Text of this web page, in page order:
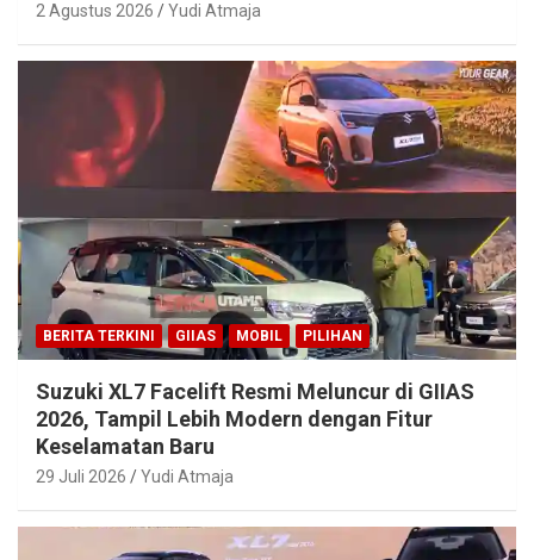
2 Agustus 2026 Yudi Atmaja
BERITA TERKINI GIIAS MOBIL PILIHAN
Suzuki XL7 Facelift Resmi Meluncur di GIIAS
2026, Tampil Lebih Modern dengan Fitur
Keselamatan Baru
29 Juli 2026 Yudi Atmaja